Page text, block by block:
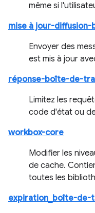
même si
mise à jour-
Envoyer des
est mis à jour
réponse-boîte-de-
Limitez les
code d'état ou
workbox-core
Modifier les
de cache.
toutes les
expiration_boîte-de-